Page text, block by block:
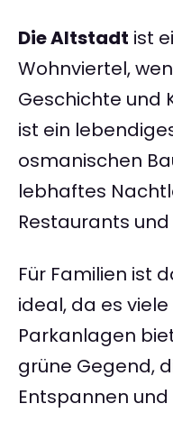
Die Altstadt ist
Wohnviertel,
Geschichte und
ist ein
osmanischen
lebhaftes
Restaurants
Für Familien ist
ideal, da es
Parkanlagen
grüne Gegend,
Entspannen